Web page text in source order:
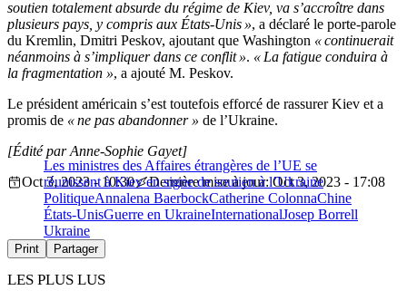
soutien totalement absurde du régime de Kiev, va s’accroître dans
plusieurs pays, y compris aux États-Unis », a déclaré le porte-parole
du Kremlin, Dmitri Peskov, ajoutant que Washington « continuerait
néanmoins à s’impliquer dans ce conflit ». « La fatigue conduira à
la fragmentation », a ajouté M. Peskov.
Le président américain s’est toutefois efforcé de rassurer Kiev et a
promis de « ne pas abandonner » de l’Ukraine.
Les ministres des Affaires étrangères de l’UE se
réunissent à Kiev en signe de soutien à l’Ukraine
[Édité par Anne-Sophie Gayet]
Oct 3, 2023 - 10:30
Dernière mise à jour: Oct 3, 2023 - 17:08
PolitiqueAnnalena BaerbockCatherine ColonnaChine
États-UnisGuerre en UkraineInternationalJosep Borrell
Ukraine
Print Partager
LES PLUS LUS